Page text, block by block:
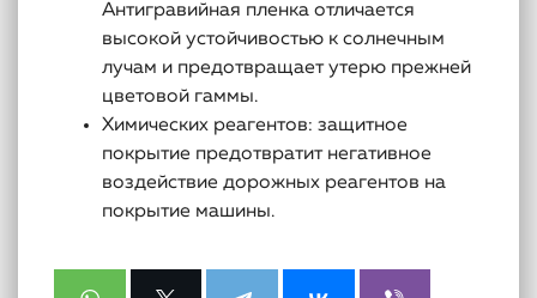
Антигравийная пленка отличается
высокой устойчивостью к солнечным
лучам и предотвращает утерю прежней
цветовой гаммы.
Химических реагентов: защитное
покрытие предотвратит негативное
воздействие дорожных реагентов на
покрытие машины.